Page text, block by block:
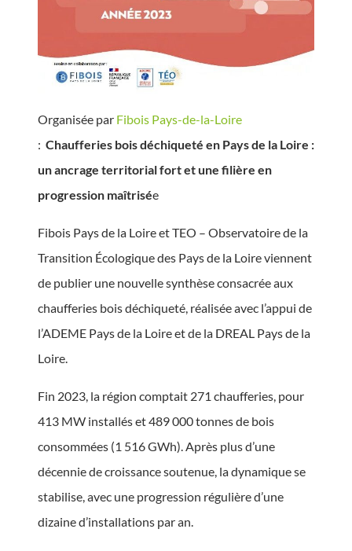
Organisée par Fibois Pays-de-la-Loire
: Chaufferies bois déchiqueté en Pays de la Loire :
un ancrage territorial fort et une filière en
progression maîtrisée
Fibois Pays de la Loire et TEO – Observatoire de la
Transition Écologique des Pays de la Loire viennent
de publier une nouvelle synthèse consacrée aux
chaufferies bois déchiqueté, réalisée avec l’appui de
l’ADEME Pays de la Loire et de la DREAL Pays de la
Loire.
Fin 2023, la région comptait 271 chaufferies, pour
413 MW installés et 489 000 tonnes de bois
consommées (1 516 GWh). Après plus d’une
décennie de croissance soutenue, la dynamique se
stabilise, avec une progression régulière d’une
dizaine d’installations par an.